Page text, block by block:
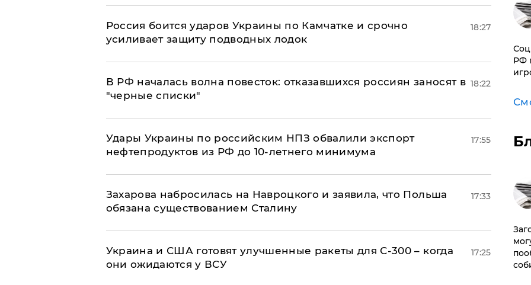
Россия боится ударов Украины по Камчатке и срочно
усиливает защиту подводных лодок
18:27
​В РФ началась волна повесток: отказавшихся россиян заносят в
"черные списки"
18:22
Удары Украины по российским НПЗ обвалили экспорт
нефтепродуктов из РФ до 10-летнего минимума
17:55
​Захарова набросилась на Навроцкого и заявила, что Польша
обязана существованием Сталину
17:33
Украина и США готовят улучшенные ракеты для С-300 – когда
они ожидаются у ВСУ
17:25
РФ